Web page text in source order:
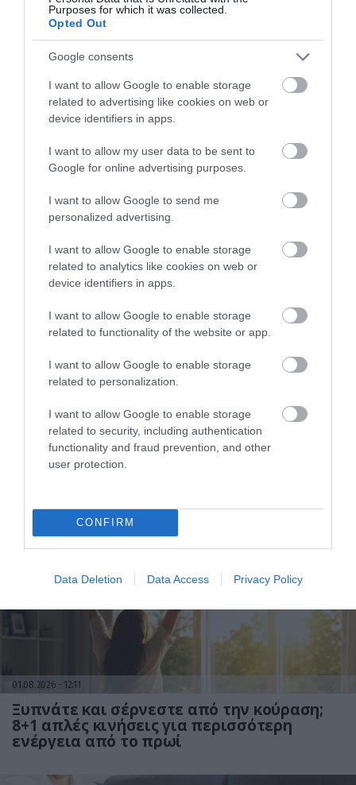
Purposes for which it was collected.
Opted Out
Google consents
I want to allow Google to enable storage
related to advertising like cookies on web or
device identifiers in apps.
I want to allow my user data to be sent to
Google for online advertising purposes.
I want to allow Google to send me
personalized advertising.
I want to allow Google to enable storage
related to analytics like cookies on web or
device identifiers in apps.
I want to allow Google to enable storage
related to functionality of the website or app.
I want to allow Google to enable storage
related to personalization.
I want to allow Google to enable storage
related to security, including authentication
functionality and fraud prevention, and other
user protection.
CONFIRM
Data Deletion Data Access Privacy Policy
επιστήμονες εξετάζουν τα θεωρητικά όρια
της ανθρώπινης ζωής
06.08.2026 09:04
Δεν ήταν μόνο ηθικοί λόγοι: Γιατί
εξαφανίστηκε ο κανιβαλισμός από τις
ανθρώπινες κοινωνίες – Τι δείχνει νέα
έρευνα
01.08.2026 15:06
Αυτό είναι το σύμπτωμα του καρκίνου του
01.08.2026 12:11
Ξυπνάτε και σέρνεστε από την κούραση;
8+1 απλές κινήσεις για περισσότερη
ενέργεια από το πρωί